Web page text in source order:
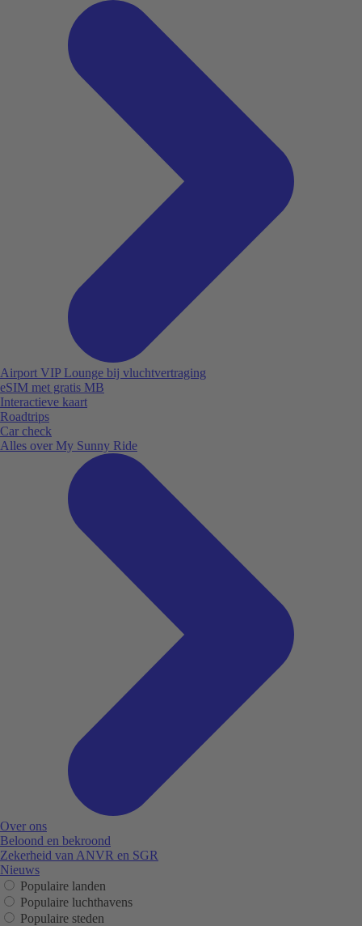
Airport VIP Lounge bij vluchtvertraging
eSIM met gratis MB
Interactieve kaart
Roadtrips
Car check
Alles over My Sunny Ride
Over ons
Beloond en bekroond
Zekerheid van ANVR en SGR
Nieuws
Populaire landen
Populaire luchthavens
Populaire steden